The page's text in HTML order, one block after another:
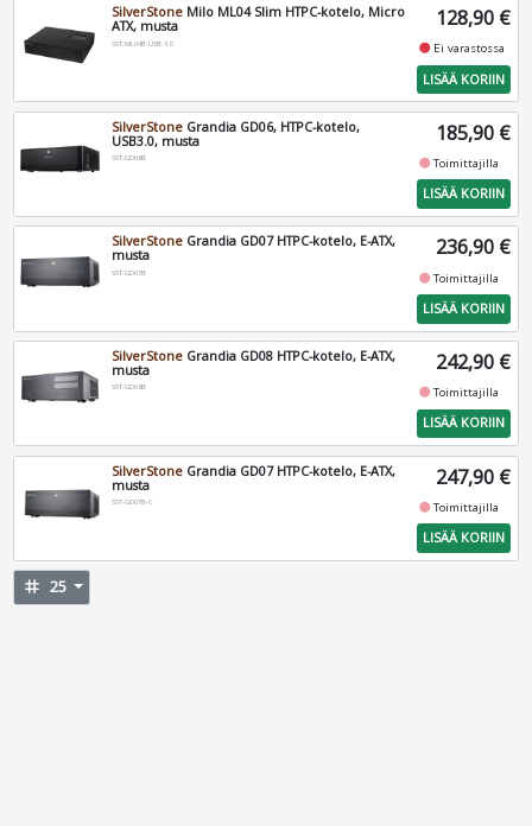
SilverStone Milo ML04 Slim HTPC-kotelo, Micro
ATX, musta
SST-ML04B-USB-3.0
128,90 €
fiber_manual_record Ei varastossa
LISÄÄ KORIIN
SilverStone Grandia GD06, HTPC-kotelo,
USB3.0, musta
SST-GD06B
185,90 €
fiber_manual_recordToimittajilla
LISÄÄ KORIIN
SilverStone Grandia GD07 HTPC-kotelo, E-ATX,
musta
SST-GD07B
236,90 €
fiber_manual_recordToimittajilla
LISÄÄ KORIIN
SilverStone Grandia GD08 HTPC-kotelo, E-ATX,
musta
SST-GD08B
242,90 €
fiber_manual_recordToimittajilla
LISÄÄ KORIIN
SilverStone Grandia GD07 HTPC-kotelo, E-ATX,
musta
SST-GD07B-C
247,90 €
fiber_manual_recordToimittajilla
LISÄÄ KORIIN
tag 25